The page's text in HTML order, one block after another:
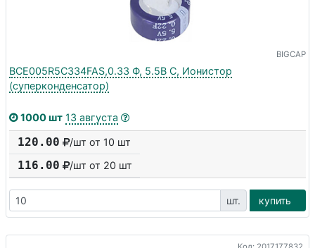
BIGCAP
BCE005R5C334FAS,0.33 Ф, 5.5В С, Ионистор
(суперконденсатор)
1000 шт 13 августа
120.00 /шт от 10 шт
116.00 /шт от 20 шт
шт. купить